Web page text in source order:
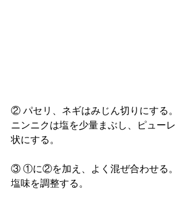
② パセリ、ネギはみじん切りにする。
ニンニクは塩を少量まぶし、ピューレ
状にする。
③ ①に②を加え、よく混ぜ合わせる。
塩味を調整する。